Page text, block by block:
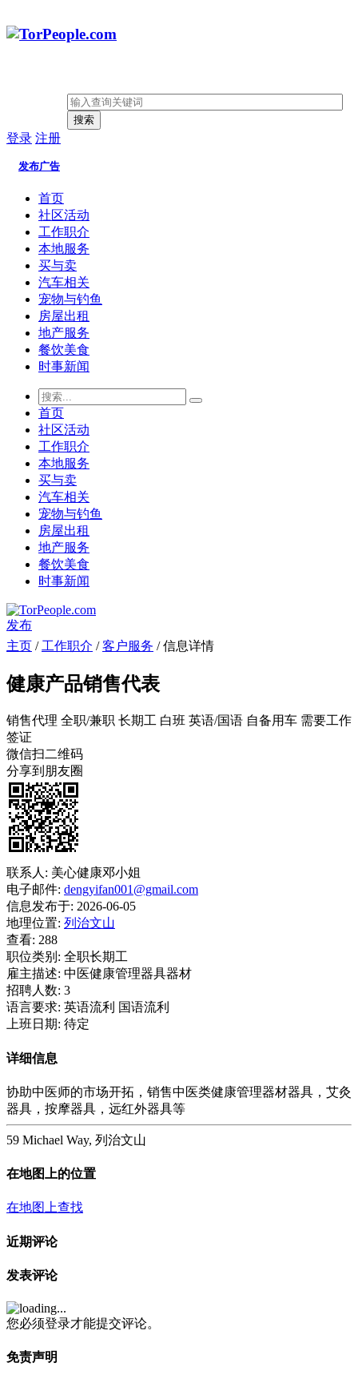
搜索
登录 注册
发布广告
首页
社区活动
工作职介
本地服务
买与卖
汽车相关
宠物与钓鱼
房屋出租
地产服务
餐饮美食
时事新闻
首页
社区活动
工作职介
本地服务
买与卖
汽车相关
宠物与钓鱼
房屋出租
地产服务
餐饮美食
时事新闻
发布
主页 /工作职介 /客户服务 / 信息详情
健康产品销售代表
销售代理 全职/兼职 长期工 白班 英语/国语 自备用车 需要工作
签证
微信扫二维码
分享到朋友圈
联系人: 美心健康邓小姐
电子邮件: dengyifan001@gmail.com
信息发布于: 2026-06-05
地理位置: 列治文山
查看: 288
职位类别: 全职长期工
雇主描述: 中医健康管理器具器材
招聘人数: 3
语言要求: 英语流利 国语流利
上班日期: 待定
详细信息
协助中医师的市场开拓，销售中医类健康管理器材器具，艾灸
器具，按摩器具，远红外器具等
59 Michael Way, 列治文山
在地图上的位置
在地图上查找
近期评论
发表评论
您必须登录才能提交评论。
免责声明